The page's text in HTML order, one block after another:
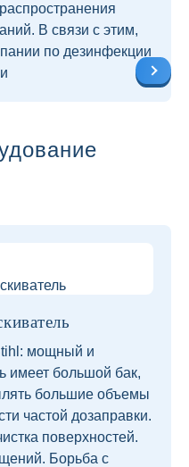
В связи с этим,
по дезинфекции
мощный и
имеет большой бак,
большие объемы
частой дозаправки.
поверхностей.
Борьба с